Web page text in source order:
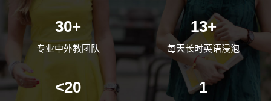
30+
专业中外教团队
13+
每天长时英语浸泡
<20 1